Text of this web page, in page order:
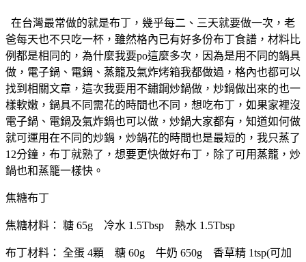
在台灣最常做的就是布丁，幾乎每二、三天就要做一次，老
爸每天也不只吃一杯，雖然格內已有好多份布丁食譜，材料比
例都是相同的，為什麼我要po這麼多次，因為是用不同的鍋具
做，電子鍋、電鍋、蒸籠及氣炸烤箱我都做過，格內也都可以
找到相關文章，這次我要用不鏽鋼炒鍋做，炒鍋做出來的也一
樣軟嫩，鍋具不同需花的時間也不同，想吃布丁，如果家裡沒
電子鍋、電鍋及氣炸鍋也可以做，炒鍋大家都有，知道如何做
就可運用在不同的炒鍋，炒鍋花的時間也是最短的，我只蒸了
12分鐘，布丁就熟了，想要更快做好布丁，除了可用蒸籠，炒
鍋也和蒸籠一樣快。
焦糖布丁
焦糖材料： 糖 65g 冷水 1.5Tbsp 熱水 1.5Tbsp
布丁材料： 全蛋 4顆 糖 60g 牛奶 650g 香草精 1tsp(可加